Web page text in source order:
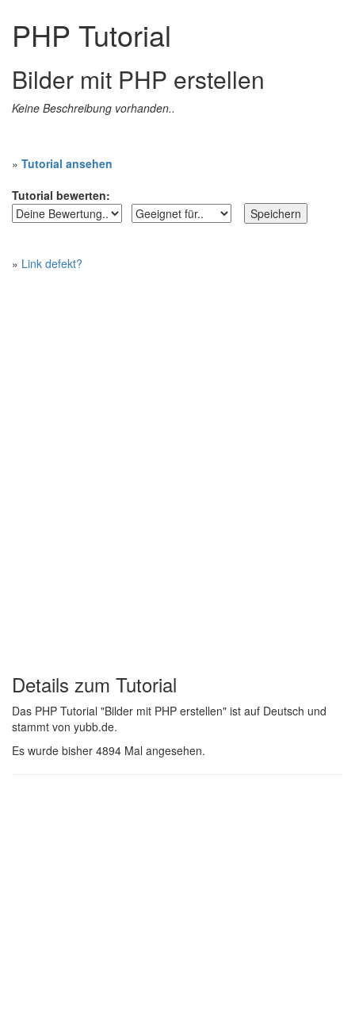
PHP Tutorial
Bilder mit PHP erstellen
Keine Beschreibung vorhanden..
» Tutorial ansehen
Tutorial bewerten:
» Link defekt?
Details zum Tutorial
Das PHP Tutorial "Bilder mit PHP erstellen" ist auf Deutsch und
stammt von yubb.de.
Es wurde bisher 4894 Mal angesehen.